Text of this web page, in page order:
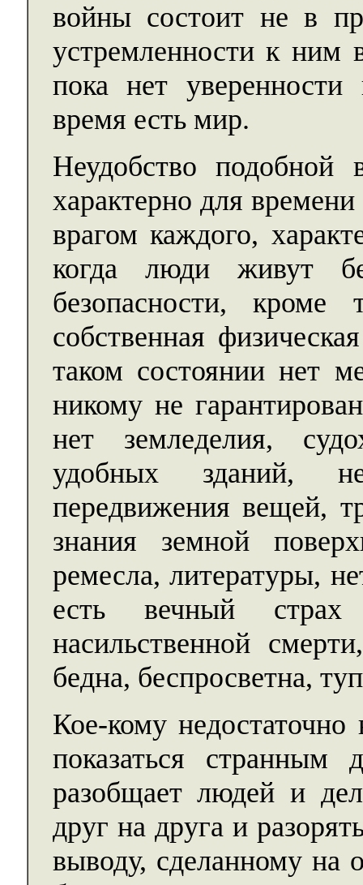
войны состоит не в
устремленности к ним
пока нет
время есть мир.
Неудобство
характерно для
врагом каждого,
когда люди живут
безопасности,
собственная
таком состоянии нет
никому не
нет земледелия,
удобных зданий,
передвижения вещей,
знания земной
ремесла, литературы,
есть вечный страх
насильственной
бедна, беспросветна,
Кое-кому
показаться странным
разобщает людей и
друг на друга и
выводу, сделанному на